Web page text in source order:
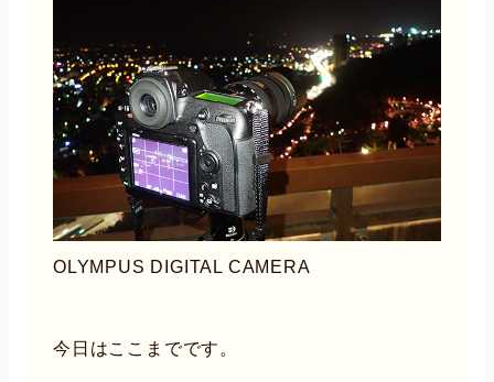
OLYMPUS DIGITAL CAMERA
今日はここまでです。